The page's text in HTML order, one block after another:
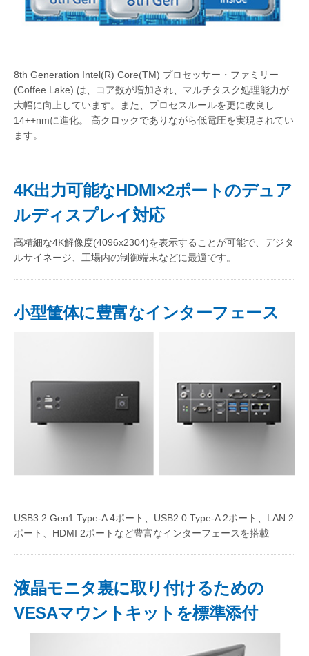
8th Generation Intel(R) Core(TM) プロセッサー・ファミリー
(Coffee Lake) は、コア数が増加され、マルチタスク処理能力が
大幅に向上しています。また、プロセスルールを更に改良し
14++nmに進化。 高クロックでありながら低電圧を実現されてい
ます。
4K出力可能なHDMI×2ポートのデュア
ルディスプレイ対応
高精細な4K解像度(4096x2304)を表示することが可能で、デジタ
ルサイネージ、工場内の制御端末などに最適です。
小型筐体に豊富なインターフェース
USB3.2 Gen1 Type-A 4ポート、USB2.0 Type-A 2ポート、LAN 2
ポート、HDMI 2ポートなど豊富なインターフェースを搭載
液晶モニタ裏に取り付けるための
VESAマウントキットを標準添付